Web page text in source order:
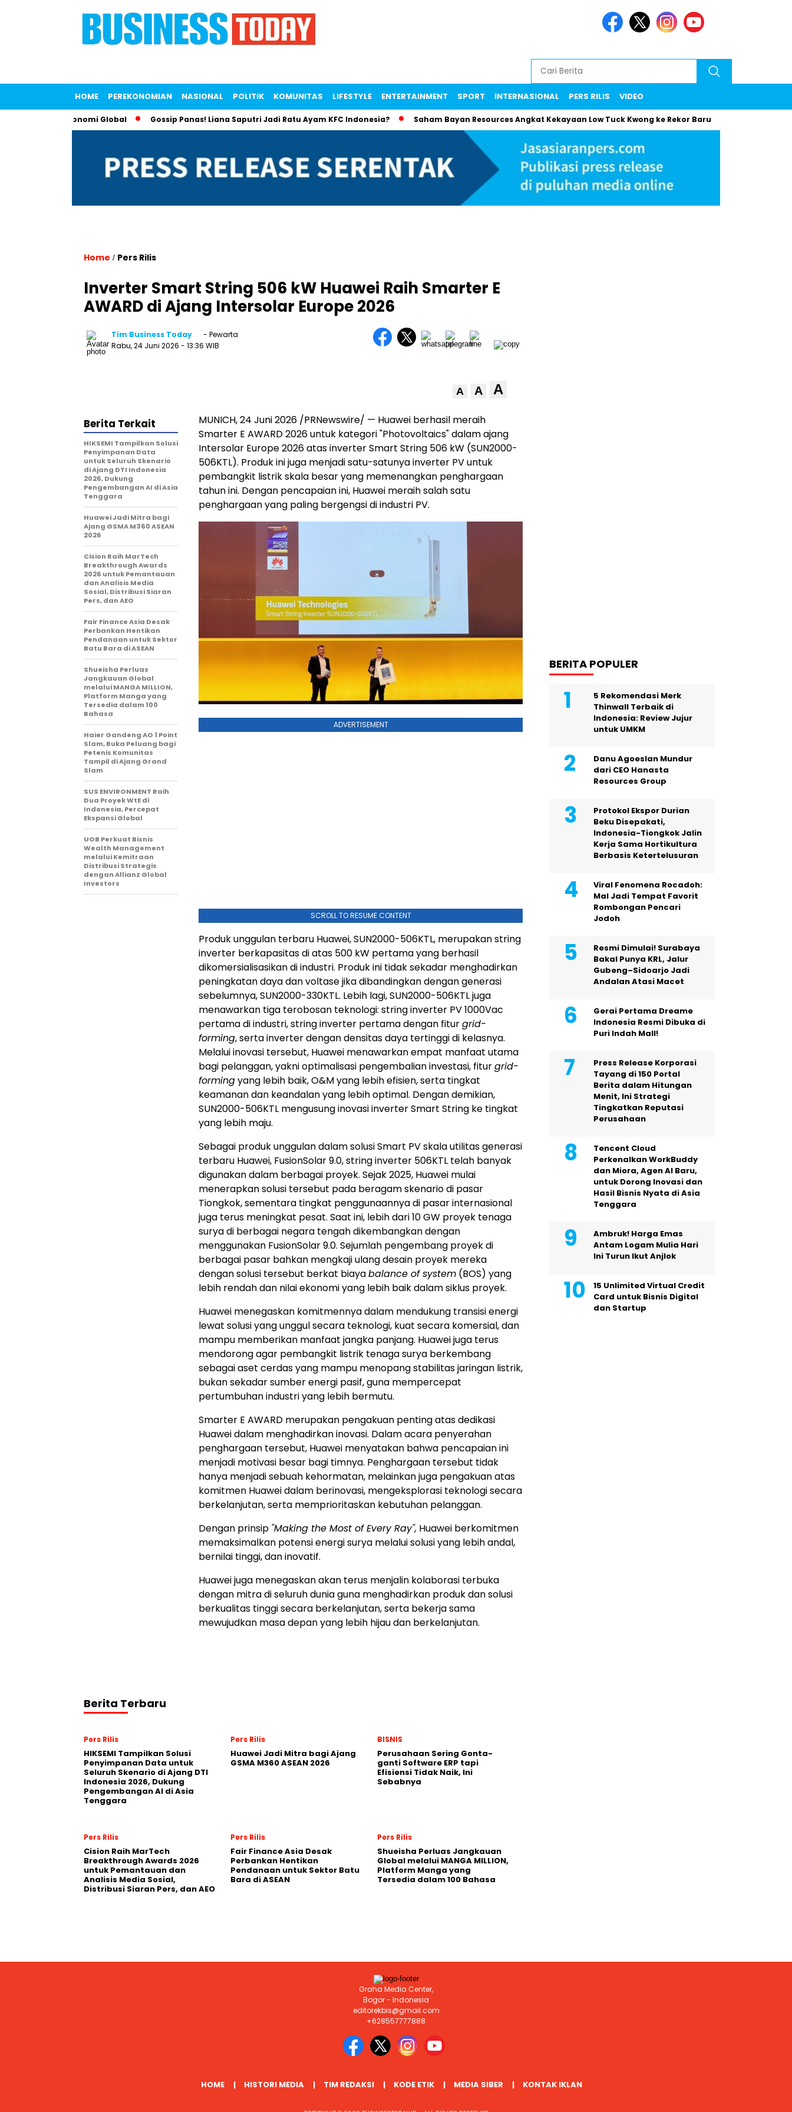
HOME PEREKONOMIAN NASIONAL POLITIK KOMUNITAS LIFESTYLE ENTERTAINMENT SPORT INTERNASIONAL PERS RILIS VIDEO
Isolasi Ekonomi Global Gossip Panas! Liana Saputri Jadi Ratu Ayam KFC Indonesia? Saham Bayan Resources Angkat Kekayaan Low Tuck Kwong ke Rekor Baru
Home / Pers Rilis
Inverter Smart String 506 kW Huawei Raih Smarter E
AWARD di Ajang Intersolar Europe 2026
Tim Business Today
- Pewarta
Rabu, 24 Juni 2026 - 13:36 WIB
A A A
MUNICH, 24 Juni 2026 /PRNewswire/ — Huawei berhasil meraih
Smarter E AWARD 2026 untuk kategori "Photovoltaics" dalam ajang
Intersolar Europe 2026 atas inverter Smart String 506 kW (SUN2000-
506KTL). Produk ini juga menjadi satu-satunya inverter PV untuk
pembangkit listrik skala besar yang memenangkan penghargaan
tahun ini. Dengan pencapaian ini, Huawei meraih salah satu
penghargaan yang paling bergengsi di industri PV.
ADVERTISEMENT
SCROLL TO RESUME CONTENT
Produk unggulan terbaru Huawei, SUN2000-506KTL, merupakan string
inverter berkapasitas di atas 500 kW pertama yang berhasil
dikomersialisasikan di industri. Produk ini tidak sekadar menghadirkan
peningkatan daya dan voltase jika dibandingkan dengan generasi
sebelumnya, SUN2000-330KTL. Lebih lagi, SUN2000-506KTL juga
menawarkan tiga terobosan teknologi: string inverter PV 1000Vac
pertama di industri, string inverter pertama dengan fiturgrid-
forming, serta inverter dengan densitas daya tertinggi di kelasnya.
Melalui inovasi tersebut, Huawei menawarkan empat manfaat utama
bagi pelanggan, yakni optimalisasi pengembalian investasi, fiturgrid-
formingyang lebih baik, O&M yang lebih efisien, serta tingkat
keamanan dan keandalan yang lebih optimal. Dengan demikian,
SUN2000-506KTL mengusung inovasi inverter Smart String ke tingkat
yang lebih maju.
Sebagai produk unggulan dalam solusi Smart PV skala utilitas generasi
terbaru Huawei, FusionSolar 9.0, string inverter 506KTL telah banyak
digunakan dalam berbagai proyek. Sejak 2025, Huawei mulai
menerapkan solusi tersebut pada beragam skenario di pasar
Tiongkok, sementara tingkat penggunaannya di pasar internasional
juga terus meningkat pesat. Saat ini, lebih dari 10 GW proyek tenaga
surya di berbagai negara tengah dikembangkan dengan
menggunakan FusionSolar 9.0. Sejumlah pengembang proyek di
berbagai pasar bahkan mengkaji ulang desain proyek mereka
dengan solusi tersebut berkat biayabalance of system (BOS) yang
lebih rendah dan nilai ekonomi yang lebih baik dalam siklus proyek.
Huawei menegaskan komitmennya dalam mendukung transisi energi
lewat solusi yang unggul secara teknologi, kuat secara komersial, dan
mampu memberikan manfaat jangka panjang. Huawei juga terus
mendorong agar pembangkit listrik tenaga surya berkembang
sebagai aset cerdas yang mampu menopang stabilitas jaringan listrik,
bukan sekadar sumber energi pasif, guna mempercepat
pertumbuhan industri yang lebih bermutu.
Smarter E AWARD merupakan pengakuan penting atas dedikasi
Huawei dalam menghadirkan inovasi. Dalam acara penyerahan
penghargaan tersebut, Huawei menyatakan bahwa pencapaian ini
menjadi motivasi besar bagi timnya. Penghargaan tersebut tidak
hanya menjadi sebuah kehormatan, melainkan juga pengakuan atas
komitmen Huawei dalam berinovasi, mengeksplorasi teknologi secara
berkelanjutan, serta memprioritaskan kebutuhan pelanggan.
Dengan prinsip "Making the Most of Every Ray", Huawei berkomitmen
memaksimalkan potensi energi surya melalui solusi yang lebih andal,
bernilai tinggi, dan inovatif.
Huawei juga menegaskan akan terus menjalin kolaborasi terbuka
dengan mitra di seluruh dunia guna menghadirkan produk dan solusi
berkualitas tinggi secara berkelanjutan, serta bekerja sama
mewujudkan masa depan yang lebih hijau dan berkelanjutan.
Berita Terkait
HIKSEMI Tampilkan Solusi
Penyimpanan Data
untuk Seluruh Skenario
di Ajang DTI Indonesia
2026, Dukung
Pengembangan AI di Asia
Tenggara
Huawei Jadi Mitra bagi
Ajang GSMA M360 ASEAN
2026
Cision Raih MarTech
Breakthrough Awards
2026 untuk Pemantauan
dan Analisis Media
Sosial, Distribusi Siaran
Pers, dan AEO
Fair Finance Asia Desak
Perbankan Hentikan
Pendanaan untuk Sektor
Batu Bara di ASEAN
Shueisha Perluas
Jangkauan Global
melalui MANGA MILLION,
Platform Manga yang
Tersedia dalam 100
Bahasa
Haier Gandeng AO 1 Point
Slam, Buka Peluang bagi
Petenis Komunitas
Tampil di Ajang Grand
Slam
SUS ENVIRONMENT Raih
Dua Proyek WtE di
Indonesia, Percepat
Ekspansi Global
UOB Perkuat Bisnis
Wealth Management
melalui Kemitraan
Distribusi Strategis
dengan Allianz Global
Investors
Berita Terbaru
Pers Rilis
HIKSEMI Tampilkan Solusi
Penyimpanan Data untuk
Seluruh Skenario di Ajang DTI
Indonesia 2026, Dukung
Pengembangan AI di Asia
Tenggara
Pers Rilis
Huawei Jadi Mitra bagi Ajang
GSMA M360 ASEAN 2026
BISNIS
Perusahaan Sering Gonta-
ganti Software ERP tapi
Efisiensi Tidak Naik, Ini
Sebabnya
Pers Rilis
Cision Raih MarTech
Breakthrough Awards 2026
untuk Pemantauan dan
Analisis Media Sosial,
Distribusi Siaran Pers, dan AEO
Pers Rilis
Fair Finance Asia Desak
Perbankan Hentikan
Pendanaan untuk Sektor Batu
Bara di ASEAN
Pers Rilis
Shueisha Perluas Jangkauan
Global melalui MANGA MILLION,
Platform Manga yang
Tersedia dalam 100 Bahasa
BERITA POPULER
5 Rekomendasi Merk
Thinwall Terbaik di
Indonesia: Review Jujur
untuk UMKM
Danu Agoeslan Mundur
dari CEO Hanasta
Resources Group
Protokol Ekspor Durian
Beku Disepakati,
Indonesia-Tiongkok Jalin
Kerja Sama Hortikultura
Berbasis Ketertelusuran
Viral Fenomena Rocadoh:
Mal Jadi Tempat Favorit
Rombongan Pencari
Jodoh
Resmi Dimulai! Surabaya
Bakal Punya KRL, Jalur
Gubeng–Sidoarjo Jadi
Andalan Atasi Macet
Gerai Pertama Dreame
Indonesia Resmi Dibuka di
Puri Indah Mall!
Press Release Korporasi
Tayang di 150 Portal
Berita dalam Hitungan
Menit, Ini Strategi
Tingkatkan Reputasi
Perusahaan
Tencent Cloud
Perkenalkan WorkBuddy
dan Miora, Agen AI Baru,
untuk Dorong Inovasi dan
Hasil Bisnis Nyata di Asia
Tenggara
Ambruk! Harga Emas
Antam Logam Mulia Hari
Ini Turun Ikut Anjlok
15 Unlimited Virtual Credit
Card untuk Bisnis Digital
dan Startup
Graha Media Center,
Bogor - Indonesia
editorekbis@gmail.com
+628557777888
HOME HISTORI MEDIA TIM REDAKSI KODE ETIK MEDIA SIBER KONTAK IKLAN